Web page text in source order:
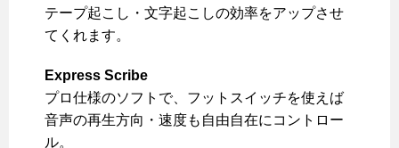
テープ起こし・文字起こしの効率をアップさせ
てくれます。
Express Scribe
プロ仕様のソフトで、フットスイッチを使えば
音声の再生方向・速度も自由自在にコントロー
ル。